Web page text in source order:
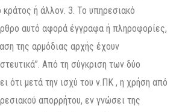
ή άλλον. 3. Το υπηρεσιακό
αυτό αφορά έγγραφα ή πληροφορίες,
της αρμόδιας αρχής έχουν
Από τη σύγκριση των δύο
ότι μετά την ισχύ του ν.ΠΚ , η χρήση από
απορρήτου, εν γνώσει της